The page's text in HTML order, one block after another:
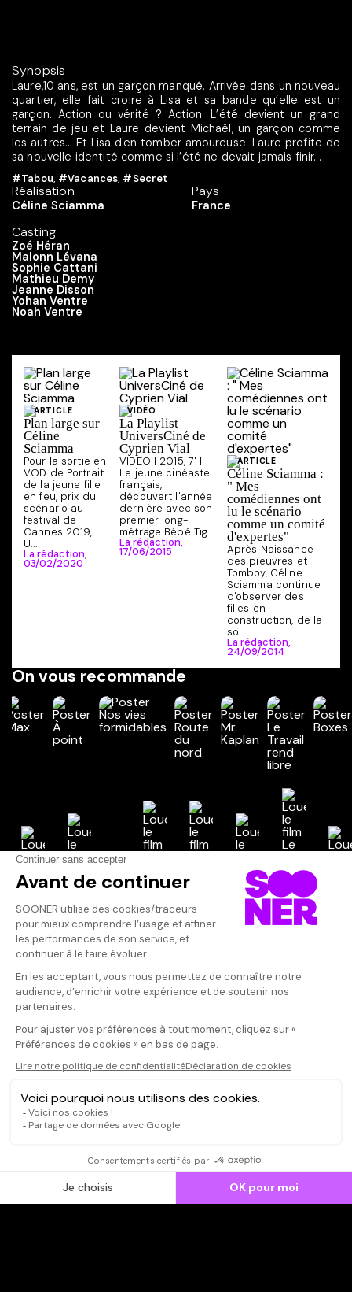
Synopsis
Laure,10 ans, est un garçon manqué. Arrivée dans un nouveau
quartier, elle fait croire à Lisa et sa bande qu’elle est un
garçon. Action ou vérité ? Action. L’été devient un grand
terrain de jeu et Laure devient Michaël, un garçon comme
les autres… Et Lisa d'en tomber amoureuse. Laure profite de
sa nouvelle identité comme si l’été ne devait jamais finir...
#Tabou, #Vacances, #Secret
Réalisation
Céline Sciamma
Casting
Zoé Héran
Malonn Lévana
Sophie Cattani
Mathieu Demy
Jeanne Disson
Yohan Ventre
Noah Ventre
Pays
France
ARTICLE
Plan large sur
Céline
Sciamma
Pour la sortie en
VOD de Portrait
de la jeune fille
en feu, prix du
scénario au
festival de
Cannes 2019,
U...
La rédaction,
03/02/2020
VIDÉO
La Playlist
UniversCiné de
Cyprien Vial
VIDEO | 2015, 7' |
Le jeune cinéaste
français,
découvert l'année
dernière avec son
premier long-
métrage Bébé Tig...
La rédaction,
17/06/2015
ARTICLE
Céline Sciamma :
" Mes
comédiennes ont
lu le scénario
comme un comité
d'expertes"
Après Naissance
des pieuvres et
Tomboy, Céline
Sciamma continue
d'observer des
filles en
construction, de la
sol...
La rédaction,
24/09/2014
On vous recommande
Vos avis
Donnez votre avis
Votre note
Votre commentaire
Il faut vous connecter pour
publier un avis
CONNEXION
Qui sommes-nous ?